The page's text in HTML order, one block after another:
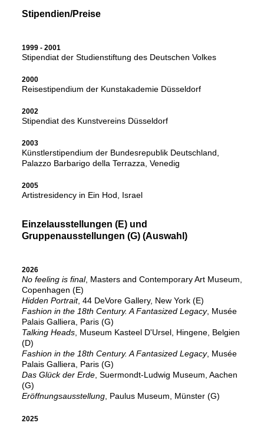
Stipendien/Preise
1999 - 2001
Stipendiat der Studienstiftung des Deutschen Volkes
2000
Reisestipendium der Kunstakademie Düsseldorf
2002
Stipendiat des Kunstvereins Düsseldorf
2003
Künstlerstipendium der Bundesrepublik Deutschland,
Palazzo Barbarigo della Terrazza, Venedig
2005
Artistresidency in Ein Hod, Israel
Einzelausstellungen (E) und
Gruppenausstellungen (G) (Auswahl)
2026
No feeling is final, Masters and Contemporary Art Museum,
Copenhagen (E)
Hidden Portrait, 44 DeVore Gallery, New York (E)
Fashion in the 18th Century. A Fantasized Legacy, Musée
Palais Galliera, Paris (G)
Talking Heads, Museum Kasteel D'Ursel, Hingene, Belgien
(D)
Fashion in the 18th Century. A Fantasized Legacy, Musée
Palais Galliera, Paris (G)
Das Glück der Erde, Suermondt-Ludwig Museum, Aachen
(G)
Eröffnungsausstellung, Paulus Museum, Münster (G)
2025